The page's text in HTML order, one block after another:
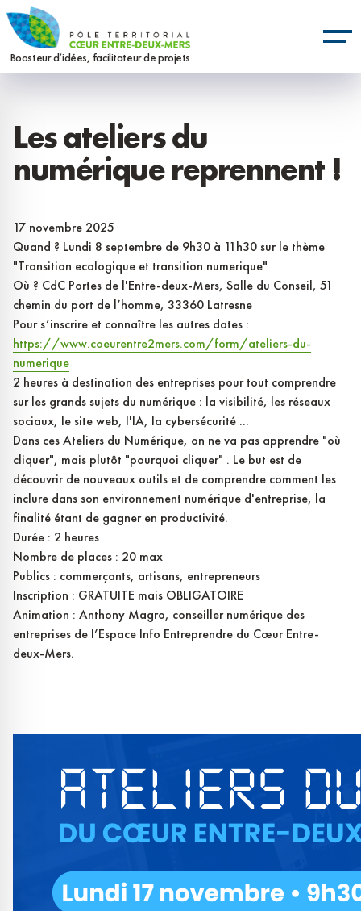
Aller
au
contenu
Boosteur d’idées, facilitateur de projets
Les ateliers du
numérique reprennent !
17 novembre 2025
Quand ? Lundi 8 septembre de 9h30 à 11h30 sur le thème
"Transition ecologique et transition numerique"
Où ? CdC Portes de l'Entre-deux-Mers, Salle du Conseil, 51
chemin du port de l’homme, 33360 Latresne
Pour s’inscrire et connaître les autres dates :
https://www.coeurentre2mers.com/form/ateliers-du-
numerique
2 heures à destination des entreprises pour tout comprendre
sur les grands sujets du numérique : la visibilité, les réseaux
sociaux, le site web, l'IA, la cybersécurité ...
Dans ces Ateliers du Numérique, on ne va pas apprendre "où
cliquer", mais plutôt "pourquoi cliquer" . Le but est de
découvrir de nouveaux outils et de comprendre comment les
inclure dans son environnement numérique d'entreprise, la
finalité étant de gagner en productivité.
Durée : 2 heures
Nombre de places : 20 max
Publics : commerçants, artisans, entrepreneurs
Inscription : GRATUITE mais OBLIGATOIRE
Animation : Anthony Magro, conseiller numérique des
entreprises de l’Espace Info Entreprendre du Cœur Entre-
deux-Mers.
Panneau de gestion des cookies